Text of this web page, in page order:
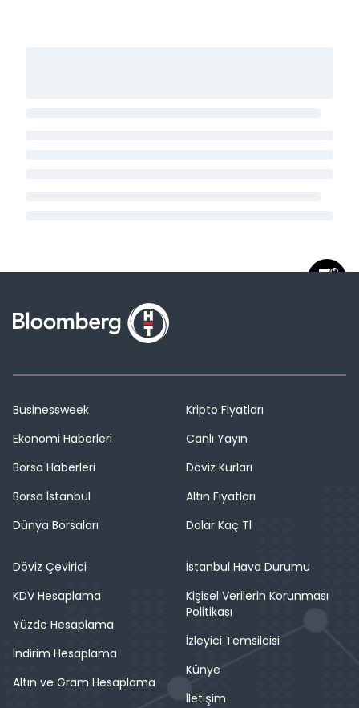
Businessweek
Ekonomi Haberleri
Borsa Haberleri
Borsa İstanbul
Dünya Borsaları
Kripto Fiyatları
Canlı Yayın
Döviz Kurları
Altın Fiyatları
Dolar Kaç Tl
Döviz Çevirici
KDV Hesaplama
Yüzde Hesaplama
İndirim Hesaplama
Altın ve Gram Hesaplama
İstanbul Hava Durumu
Kişisel Verilerin Korunması
Politikası
İzleyici Temsilcisi
Künye
İletişim